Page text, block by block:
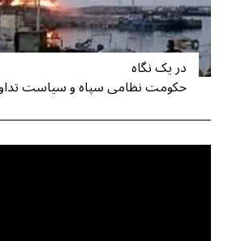
در یک نگاه
حکومت نظامی سپاه و سیاست
a
r
c
h
f
r
: